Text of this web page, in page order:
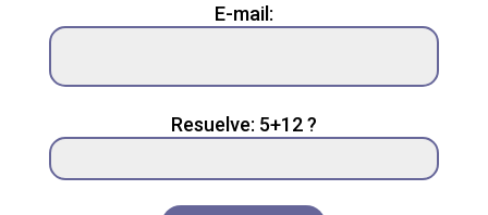
leave
this
field
E-mail:
Resuelve: 5+12 ?